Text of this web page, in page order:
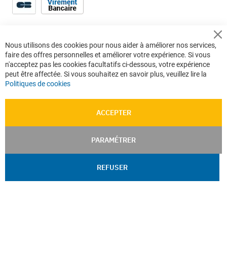
Nous utilisons des cookies pour nous aider à améliorer nos services,
faire des offres personnelles et améliorer votre expérience. Si vous
n'acceptez pas les cookies facultatifs ci-dessous, votre expérience
peut être affectée. Si vous souhaitez en savoir plus, veuillez lire la
Politiques de cookies
ACCEPTER
PARAMÉTRER
REFUSER